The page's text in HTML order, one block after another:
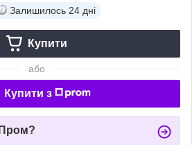
Залишилось 24 дні
Купити
або
Купити з